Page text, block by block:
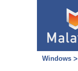
Windows